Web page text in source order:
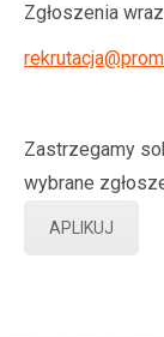
Zgłoszenia
Zastrzegamy
wybrane
APLIKUJ